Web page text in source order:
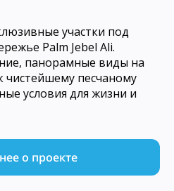
участки под
Palm Jebel Ali.
панорамные виды на
песчаному
условия для жизни и
о проекте